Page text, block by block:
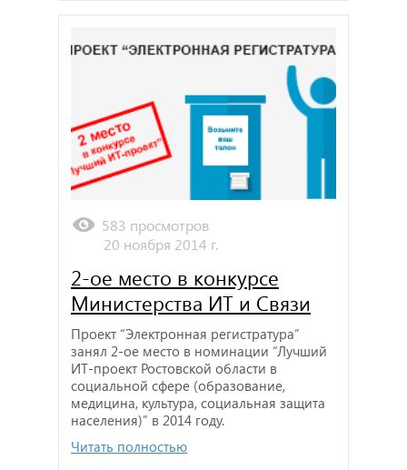
583 просмотров
20 ноября 2014 г.
2-ое место в конкурсе
Министерства ИТ и Связи
Проект “Электронная регистратура”
занял 2-ое место в номинации “Лучший
ИТ-проект Ростовской области в
социальной сфере (образование,
медицина, культура, социальная защита
населения)” в 2014 году.
Читать полностью